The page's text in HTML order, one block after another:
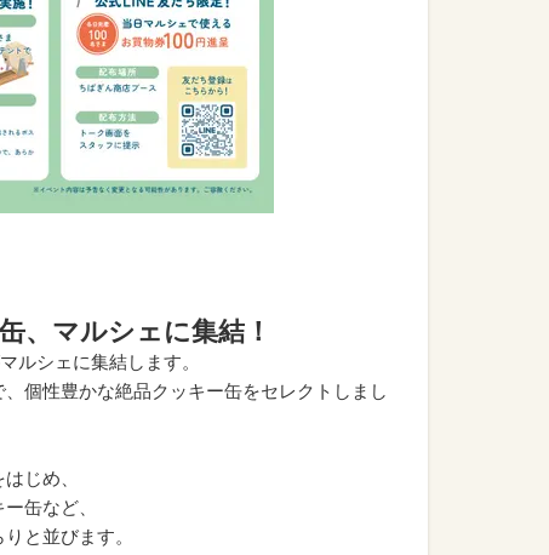
、マルシェに集結！
ルシェに集結します。
、個性豊かな絶品クッキー缶をセレクトしまし
はじめ、
缶など、
と並びます。